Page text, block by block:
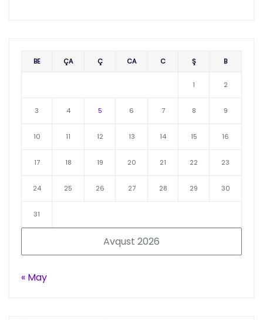
Avqust 2026
BE ÇA Ç CA C Ş B
1 2
3 4 5 6 7 8 9
10 11 12 13 14 15 16
17 18 19 20 21 22 23
24 25 26 27 28 29 30
31
« May